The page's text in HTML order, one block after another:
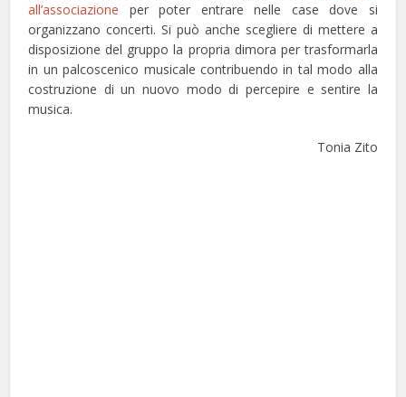
all’associazione per poter entrare nelle case dove si
organizzano concerti. Si può anche scegliere di mettere a
disposizione del gruppo la propria dimora per trasformarla
in un palcoscenico musicale contribuendo in tal modo alla
costruzione di un nuovo modo di percepire e sentire la
musica.
Tonia Zito